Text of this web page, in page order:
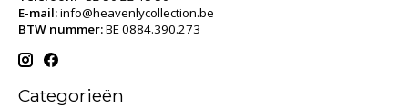
E-mail:info@heavenlycollection.be
BTW nummer:BE 0884.390.273
Categorieën